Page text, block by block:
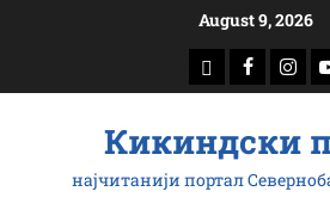
August 9, 2026
доwнлоад
Кикиндски
најчитанији портал